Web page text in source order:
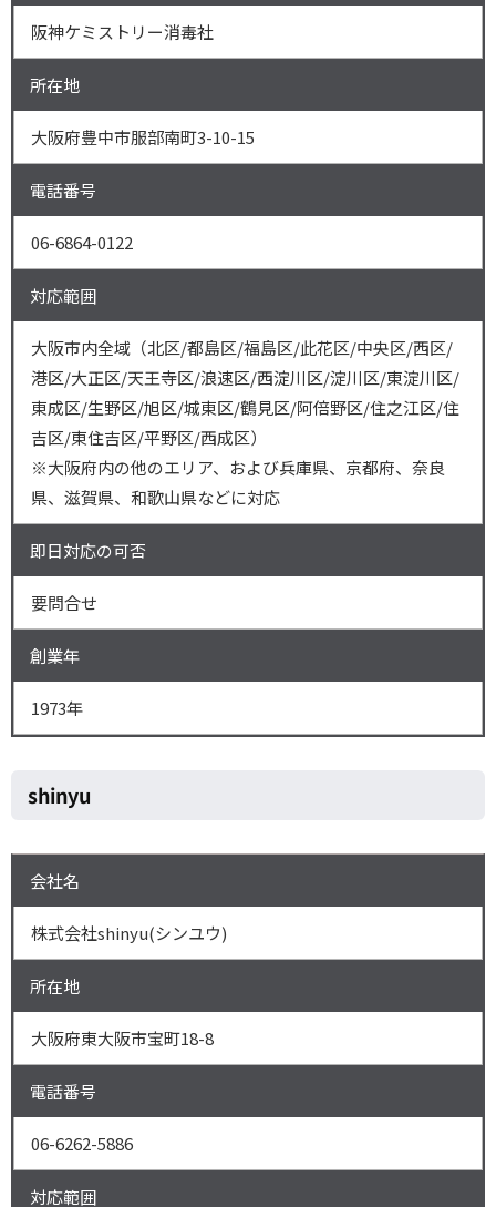
阪神ケミストリー消毒社
所在地
大阪府豊中市服部南町3-10-15
電話番号
06-6864-0122
対応範囲
大阪市内全域（北区/都島区/福島区/此花区/中央区/西区/
港区/大正区/天王寺区/浪速区/西淀川区/淀川区/東淀川区/
東成区/生野区/旭区/城東区/鶴見区/阿倍野区/住之江区/住
吉区/東住吉区/平野区/西成区）
※大阪府内の他のエリア、および兵庫県、京都府、奈良
県、滋賀県、和歌山県などに対応
即日対応の可否
要問合せ
創業年
1973年
shinyu
会社名
株式会社shinyu(シンユウ)
所在地
大阪府東大阪市宝町18-8
電話番号
06-6262-5886
対応範囲